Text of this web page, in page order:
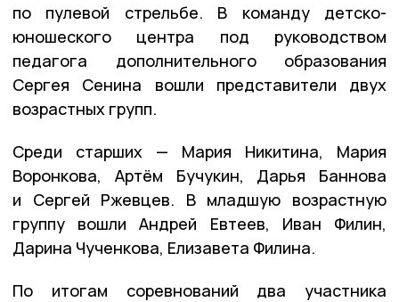
по пулевой стрельбе. В команду детско-
юношеского центра под руководством
педагога дополнительного образования
Сергея Сенина вошли представители двух
возрастных групп.
Среди старших — Мария Никитина, Мария
Воронкова, Артём Бучукин, Дарья Баннова
и Сергей Ржевцев. В младшую возрастную
группу вошли Андрей Евтеев, Иван Филин,
Дарина Чученкова, Елизавета Филина.
По итогам соревнований два участника